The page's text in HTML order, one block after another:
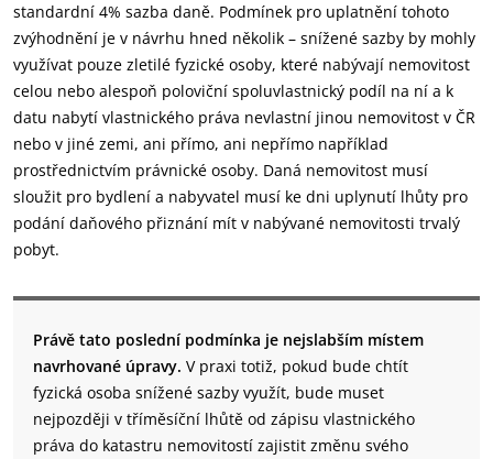
standardní 4% sazba daně. Podmínek pro uplatnění tohoto
zvýhodnění je v návrhu hned několik – snížené sazby by mohly
využívat pouze zletilé fyzické osoby, které nabývají nemovitost
celou nebo alespoň poloviční spoluvlastnický podíl na ní a k
datu nabytí vlastnického práva nevlastní jinou nemovitost v ČR
nebo v jiné zemi, ani přímo, ani nepřímo například
prostřednictvím právnické osoby. Daná nemovitost musí
sloužit pro bydlení a nabyvatel musí ke dni uplynutí lhůty pro
podání daňového přiznání mít v nabývané nemovitosti trvalý
pobyt.
Právě tato poslední podmínka je nejslabším místem
navrhované úpravy. V praxi totiž, pokud bude chtít
fyzická osoba snížené sazby využít, bude muset
nejpozději v tříměsíční lhůtě od zápisu vlastnického
práva do katastru nemovitostí zajistit změnu svého